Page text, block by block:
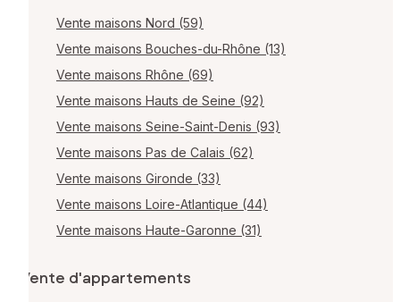
Agent commercial immatriculé au RSAC de BELFORT sous le
Vente maisons Nord (59)
Vente maisons Bouches-du-Rhône (13)
Vente maisons Rhône (69)
Vente maisons Hauts de Seine (92)
Vente maisons Seine-Saint-Denis (93)
Vente maisons Pas de Calais (62)
Vente maisons Gironde (33)
Vente maisons Loire-Atlantique (44)
Vente maisons Haute-Garonne (31)
Vente d'appartements